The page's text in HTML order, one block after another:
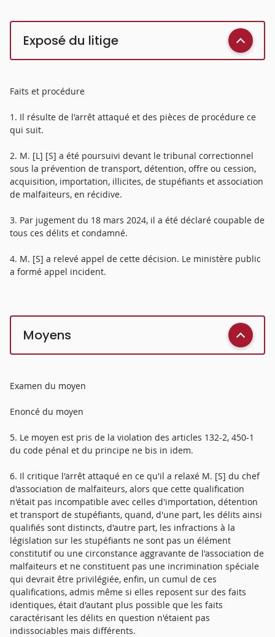
Exposé du litige
Faits et procédure
1. Il résulte de l'arrêt attaqué et des pièces de procédure ce
qui suit.
2. M. [L] [S] a été poursuivi devant le tribunal correctionnel
sous la prévention de transport, détention, offre ou cession,
acquisition, importation, illicites, de stupéfiants et association
de malfaiteurs, en récidive.
3. Par jugement du 18 mars 2024, il a été déclaré coupable de
tous ces délits et condamné.
4. M. [S] a relevé appel de cette décision. Le ministère public
a formé appel incident.
Moyens
Examen du moyen
Enoncé du moyen
5. Le moyen est pris de la violation des articles 132-2, 450-1
du code pénal et du principe ne bis in idem.
6. Il critique l'arrêt attaqué en ce qu'il a relaxé M. [S] du chef
d'association de malfaiteurs, alors que cette qualification
n'était pas incompatible avec celles d'importation, détention
et transport de stupéfiants, quand, d'une part, les délits ainsi
qualifiés sont distincts, d'autre part, les infractions à la
législation sur les stupéfiants ne sont pas un élément
constitutif ou une circonstance aggravante de l'association de
malfaiteurs et ne constituent pas une incrimination spéciale
qui devrait être privilégiée, enfin, un cumul de ces
qualifications, admis même si elles reposent sur des faits
identiques, était d'autant plus possible que les faits
caractérisant les délits en question n'étaient pas
indissociables mais différents.